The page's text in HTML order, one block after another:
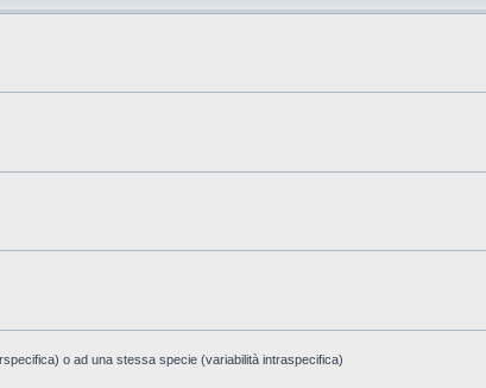
o ad una stessa specie (variabilità intraspecifica)